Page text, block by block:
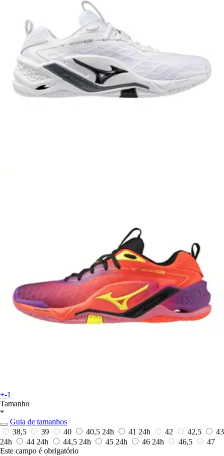
+-1
Tamanho
*
Guia de tamanhos
38,5
39 40 40,5 24h 41 24h 42 42,5
43
24h
44 24h 44,5 24h 45 24h 46 24h 46,5
47
Este campo é obrigatório